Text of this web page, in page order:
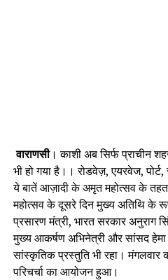
वाराणसी। काशी अब सिर्फ प्राचीन
भी हो गया है।। रोडवेज़, एयरवेज, पोर्ट,
ये बातें आज़ादी के अमृत महोत्सव के तहत
महोत्सव के दूसरे दिन मुख्य अतिथि के
प्रसारण मंत्री, भारत सरकार अनुराग
मुख्य आकर्षण अभिनेत्री और सांसद हेमा
सांस्कृतिक प्रस्तुति भी रहा। मंगलवार
परिचर्चा का आयोजन हुआ।